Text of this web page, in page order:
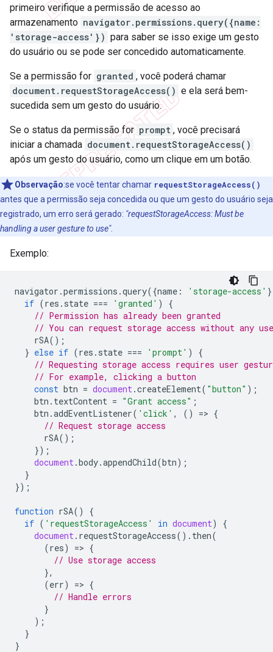
primeiro verifique a permissão de acesso ao
armazenamento navigator.permissions.query({name:
'storage-access'}) para saber se isso exige um gesto
do usuário ou se pode ser concedido automaticamente.
Se a permissão for granted , você poderá chamar
document.requestStorageAccess() e ela será bem-
sucedida sem um gesto do usuário.
Se o status da permissão for prompt , você precisará
iniciar a chamada document.requestStorageAccess()
após um gesto do usuário, como um clique em um botão.
Observação:se você tentar chamar requestStorageAccess()
antes que a permissão seja concedida ou que um gesto do usuário seja
registrado, um erro será gerado: "requestStorageAccess: Must be
handling a user gesture to use".
Exemplo:
navigator .permissions .query({name : 'storage-access'
if (res . state === 'granted' )
{
// Permission has already been granted
// You can request storage access without any
rSA();
} else if (res . state === 'prompt' )
{
// Requesting storage access requires user
// For example, clicking a button
const btn = document.createElement( "button" );
btn . textContent = "Grant access" ;
btn .addEventListener( 'click' , () => {
// Request storage access
rSA();
});
document.body.appendChild(btn);
}
});
function rSA()
{
if ( 'requestStorageAccess' in document)
{
document. requestStorageAccess(). then(
(res) => {
// Use storage access
},
(err) => {
// Handle errors
}
);
}
}